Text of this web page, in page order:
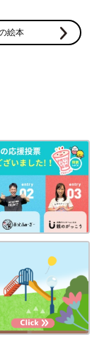
絵本